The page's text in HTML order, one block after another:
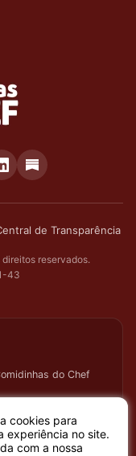
de Transparência
reservados.
43
do Chef
meu
amor e bem
cookies para
experiência no site.
com a nossa